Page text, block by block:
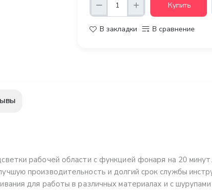
Купить
В закладки В сравнение
рабочей области с функцией фонаря на 20
производительность и долгий срок службы
для работы в различных материалах и с шурупами